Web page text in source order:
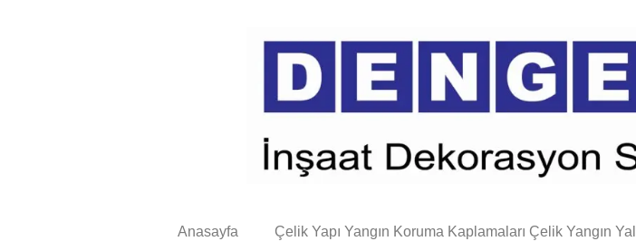
Anasayfa Çelik Yapı Yangın Koruma Kaplamaları Çelik Yangın